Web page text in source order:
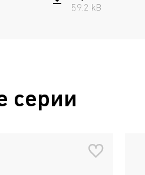
59.2 kB
серии